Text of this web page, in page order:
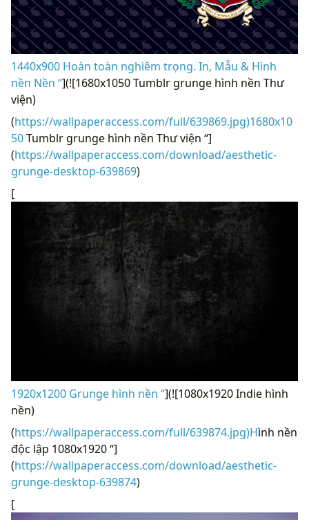
1440x900 Hoàn toàn nghiêm trọng. In, Mẫu & Hình
nền Nền “](![1680x1050 Tumblr grunge hình nền Thư
viện)
(https://wallpaperaccess.com/full/639869.jpg)1680x10
50Tumblr grunge hình nền Thư viện “]
(https://wallpaperaccess.com/download/aesthetic-
grunge-desktop-639869)
[
1920x1200 Grunge hình nền “](![1080x1920 Indie hình
nền)
(https://wallpaperaccess.com/full/639874.jpg)Hình nền
độc lập 1080x1920 “]
(https://wallpaperaccess.com/download/aesthetic-
grunge-desktop-639874)
[